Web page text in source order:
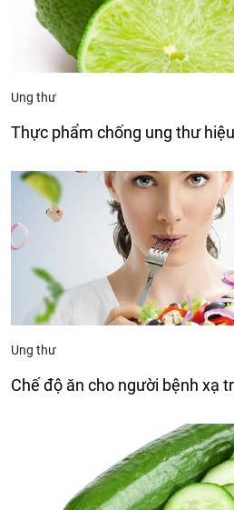
Ung thư
Thực phẩm chống ung thư
Ung thư
Chế độ ăn cho người bệnh xạ